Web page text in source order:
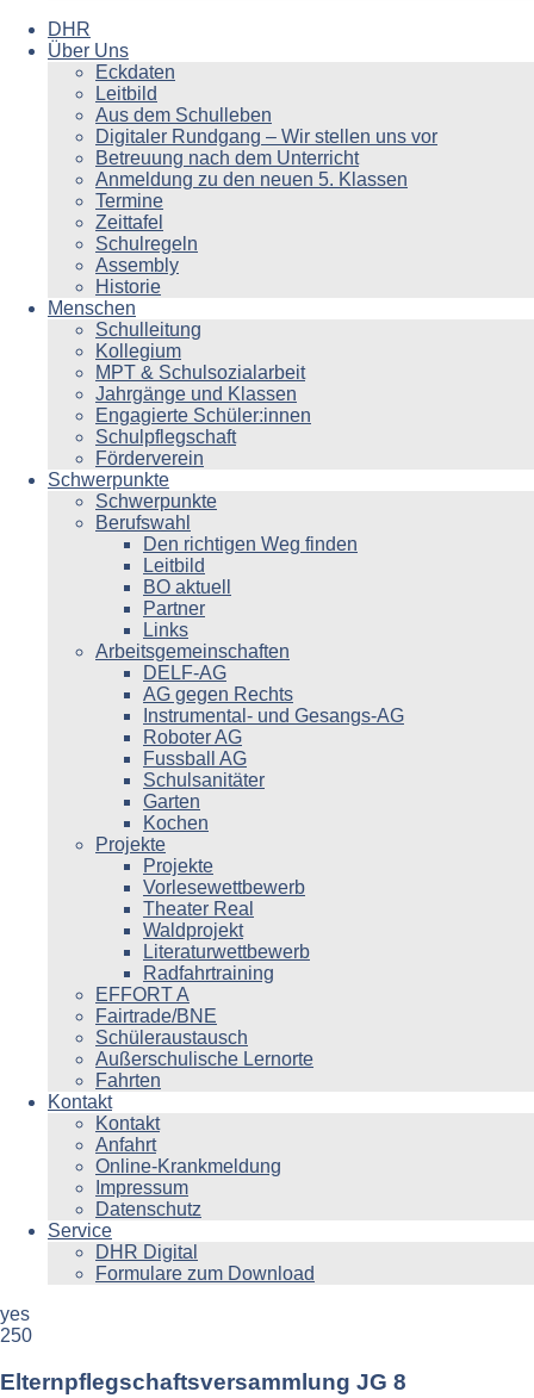
DHR
Über Uns
Eckdaten
Leitbild
Aus dem Schulleben
Digitaler Rundgang – Wir stellen uns vor
Betreuung nach dem Unterricht
Anmeldung zu den neuen 5. Klassen
Termine
Zeittafel
Schulregeln
Assembly
Historie
Menschen
Schulleitung
Kollegium
MPT & Schulsozialarbeit
Jahrgänge und Klassen
Engagierte Schüler:innen
Schulpflegschaft
Förderverein
Schwerpunkte
Schwerpunkte
Berufswahl
Den richtigen Weg finden
Leitbild
BO aktuell
Partner
Links
Arbeitsgemeinschaften
DELF-AG
AG gegen Rechts
Instrumental- und Gesangs-AG
Roboter AG
Fussball AG
Schulsanitäter
Garten
Kochen
Projekte
Projekte
Vorlesewettbewerb
Theater Real
Waldprojekt
Literaturwettbewerb
Radfahrtraining
EFFORT A
Fairtrade/BNE
Schüleraustausch
Außerschulische Lernorte
Fahrten
Kontakt
Kontakt
Anfahrt
Online-Krankmeldung
Impressum
Datenschutz
Service
DHR Digital
Formulare zum Download
yes
250
Elternpflegschaftsversammlung JG 8